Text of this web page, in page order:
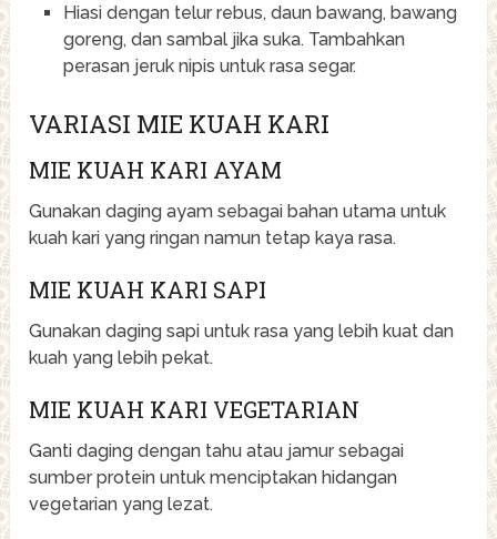
Hiasi dengan telur rebus, daun bawang, bawang
goreng, dan sambal jika suka. Tambahkan
perasan jeruk nipis untuk rasa segar.
VARIASI MIE KUAH KARI
MIE KUAH KARI AYAM
Gunakan daging ayam sebagai bahan utama untuk
kuah kari yang ringan namun tetap kaya rasa.
MIE KUAH KARI SAPI
Gunakan daging sapi untuk rasa yang lebih kuat dan
kuah yang lebih pekat.
MIE KUAH KARI VEGETARIAN
Ganti daging dengan tahu atau jamur sebagai
sumber protein untuk menciptakan hidangan
vegetarian yang lezat.